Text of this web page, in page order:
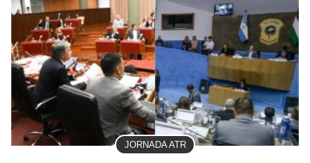
JORNADA ATR